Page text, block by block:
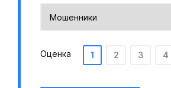
Оценка 1 2 3 4